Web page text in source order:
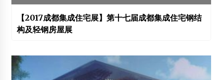
【2017成都集成住宅展】第十七届成都集成住宅钢结
构及轻钢房屋展